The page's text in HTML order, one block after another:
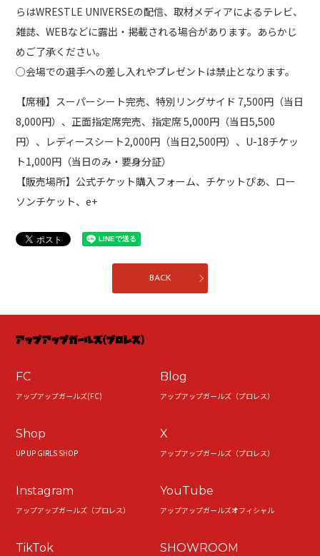
らはWRESTLE UNIVERSEの配信、取材メディアによるテレビ、
雑誌、WEBなどに露出・掲載される場合があります。あらかじ
めご了承ください。
○会場での選手への差し入れやプレゼントは禁止となります。
【席種】スーパーシート完売、特別リングサイド 7,500円（当日
8,000円）、正面指定席完売、指定席 5,000円（当日5,500
円）、レディースシート2,000円（当日2,500円）、U-18チケッ
ト1,000円（当日のみ・要身分証）
【販売場所】公式チケット購入フォーム、チケットぴあ、ロー
ソンチケット、e+
BACK
FC
アップアップガールズ(FC)
Blog
アップアップガールズ（プロレス）
Shop
UP UP GIRLS SHOP
X
アップアップガールズ（プロレス）
Instagram
アップアップガールズ（プロレス）
YouTube
アップアップガールズオフィシャル
TikTok SHOWROOM